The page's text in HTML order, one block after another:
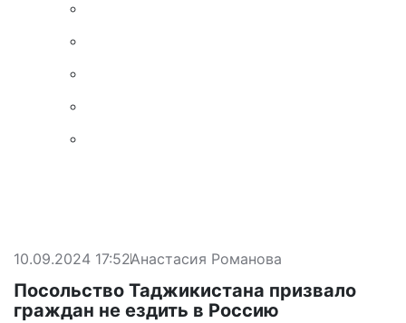
10.09.2024 17:52Анастасия Романова
Посольство Таджикистана призвало
граждан не ездить в Россию